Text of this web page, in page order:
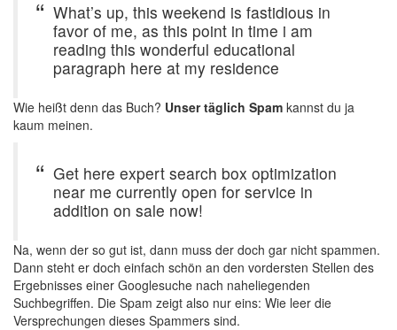
What’s up, this weekend is fastidious in
favor of me, as this point in time i am
reading this wonderful educational
paragraph here at my residence
Wie heißt denn das Buch? Unser täglich Spam kannst du ja
kaum meinen.
Get here expert search box optimization
near me currently open for service in
addition on sale now!
Na, wenn der so gut ist, dann muss der doch gar nicht spammen.
Dann steht er doch einfach schön an den vordersten Stellen des
Ergebnisses einer Googlesuche nach naheliegenden
Suchbegriffen. Die Spam zeigt also nur eins: Wie leer die
Versprechungen dieses Spammers sind.